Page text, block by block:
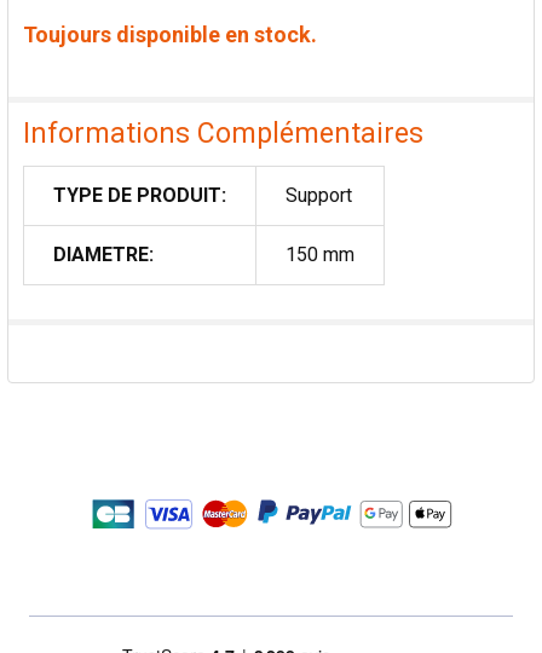
Toujours disponible en stock.
Informations Complémentaires
TYPE DE PRODUIT: Support
DIAMETRE: 150 mm